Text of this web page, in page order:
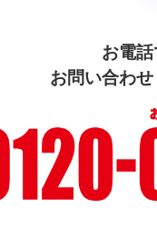
お電
お問い合わ